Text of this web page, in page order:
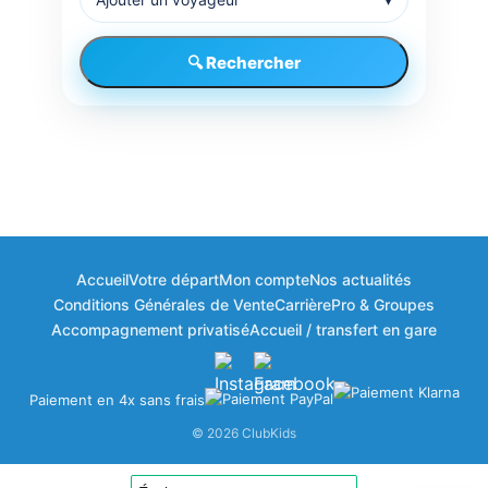
🔍 Rechercher
🎁
Bonjour à vous ! 👋
Bienvenue dans votre espace fidélité
ClubKids
×
ClubPoints
AccueilVotre départMon compteNos actualités
Conditions Générales de VenteCarrièrePro & Groupes
Accompagnement privatiséAccueil / transfert en gare
Paiement en 4x sans frais
© 2026 ClubKids